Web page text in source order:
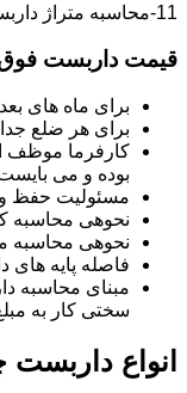
11-محاسبه متراژ داربست بغل کارها (بام های مجاور)از کف زمین محاسبه می گردد.
قیمت داربست فوق صرفاً جهت شهر تهران
برای ماه های
برای هر ضلع
کارفرما موظف
بوده و می
مسئولیت حفظ و
نحوه­ی محاسبه
نحوه­ی محاسبه
فاصله پایه های داربست 3 متر محاسبه می گردد ولو آنکه به
سختی کار به
انواع